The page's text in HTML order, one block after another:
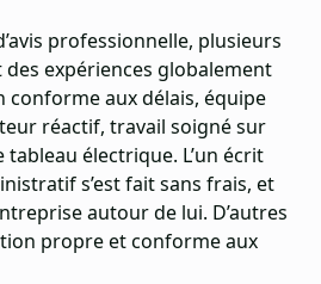
professionnelle, plusieurs
expériences globalement
conforme aux délais, équipe
réactif, travail soigné sur
électrique. L’un écrit
s’est fait sans frais, et
autour de lui. D’autres
propre et conforme aux